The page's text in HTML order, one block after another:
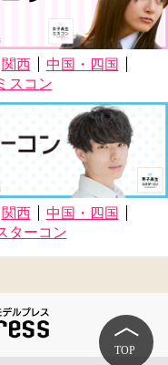
関西
中国・四国
スコン
関西
中国・四国
ターコン